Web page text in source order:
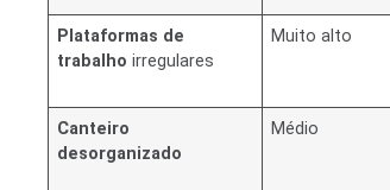
Plataformas de
trabalho irregulares
Muito alto
Canteiro
desorganizado
Médio